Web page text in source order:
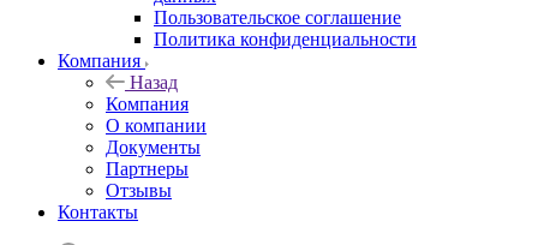
Пользовательское соглашение
Политика конфиденциальности
Компания
Назад
Компания
О компании
Документы
Партнеры
Отзывы
Контакты